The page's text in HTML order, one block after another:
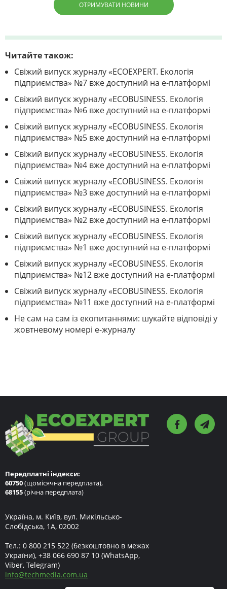
ОТРИМУВАТИ НОВИНИ
Читайте також:
Свіжий випуск журналу «ECOEXPERT. Екологія
підприємства» №7 вже доступний на е-платформі
Свіжий випуск журналу «ECOBUSINESS. Екологія
підприємства» №6 вже доступний на е-платформі
Свіжий випуск журналу «ECOBUSINESS. Екологія
підприємства» №5 вже доступний на е-платформі
Свіжий випуск журналу «ECOBUSINESS. Екологія
підприємства» №4 вже доступний на е-платформі
Свіжий випуск журналу «ECOBUSINESS. Екологія
підприємства» №3 вже доступний на е-платформі
Свіжий випуск журналу «ECOBUSINESS. Екологія
підприємства» №2 вже доступний на е-платформі
Свіжий випуск журналу «ECOBUSINESS. Екологія
підприємства» №1 вже доступний на е-платформі
Свіжий випуск журналу «ECOBUSINESS. Екологія
підприємства» №12 вже доступний на е-платформі
Свіжий випуск журналу «ECOBUSINESS. Екологія
підприємства» №11 вже доступний на е-платформі
Не сам на сам із екопитаннями: шукайте відповіді у
жовтневому номері е-журналу
Передплатні індекси:
60750(щомісячна передплата),
68155(річна передплата)
Україна, м. Київ, вул. Микільсько-
Слобідська, 1А, 02002
Тел.: 0 800 215 522 (безкоштовно в межах
України), +38 066 690 87 10 (WhatsApp,
Viber, Telegram)
info@techmedia.com.ua